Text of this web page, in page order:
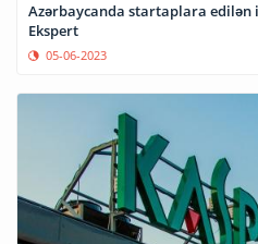
Azərbaycanda startaplara edilən
Ekspert
05-06-2023